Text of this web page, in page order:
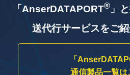
「AnserDATAPORT®」
送代行サービスをご
「
通信製品一覧は